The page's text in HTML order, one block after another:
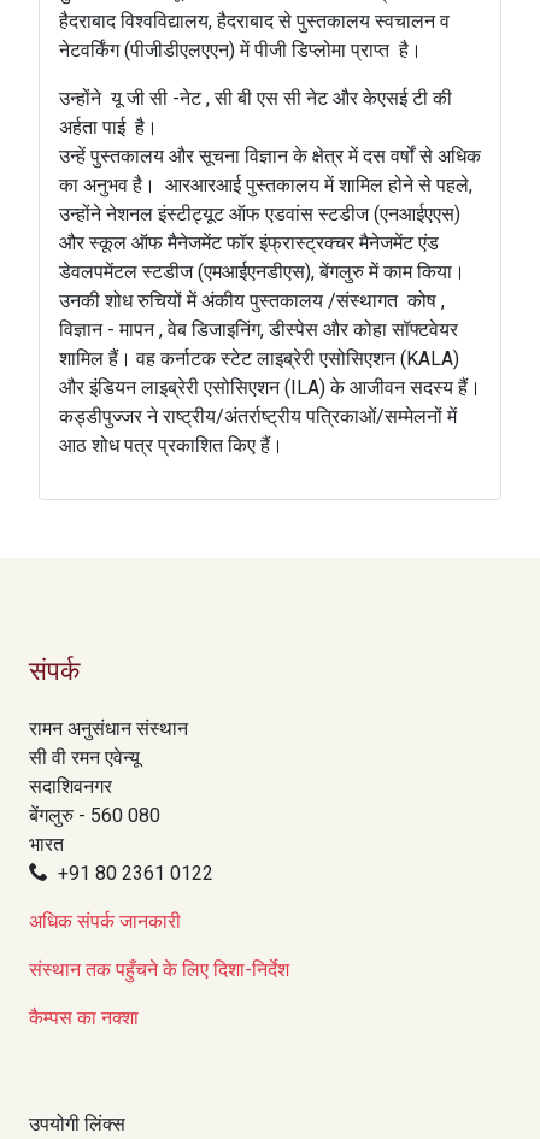
हैदराबाद विश्वविद्यालय,हैदराबाद से पुस्तकालय स्वचालन व
नेटवर्किंग (पीजीडीएलएएन) में पीजी डिप्लोमा प्राप्त है।
उन्होंने यू जी सी -नेट,सी बी एस सी नेट और केएसई टी की
अर्हता पाई है।
उन्हें पुस्तकालय और सूचना विज्ञान के क्षेत्र में दस वर्षों से अधिक
का अनुभव है।
आरआरआई पुस्तकालय में शामिल होने से पहले,
उन्होंने नेशनल इंस्टीट्यूट ऑफ एडवांस स्टडीज (एनआईएएस)
और स्कूल ऑफ मैनेजमेंट फॉर इंफ्रास्ट्रक्चर मैनेजमेंट एंड
डेवलपमेंटल स्टडीज (एमआईएनडीएस),बेंगलुरु में काम किया।
उनकी शोध रुचियों में अंकीय पुस्तकालय /संस्थागत कोष ,
विज्ञान - मापन,वेब डिजाइनिंग,डीस्पेस और कोहा सॉफ्टवेयर
शामिल हैं। वह कर्नाटक स्टेट लाइब्रेरी एसोसिएशन (KALA)
और इंडियन लाइब्रेरी एसोसिएशन (ILA)के आजीवन सदस्य हैं।
कड्डीपुज्जरने राष्ट्रीय/अंतर्राष्ट्रीय पत्रिकाओं/सम्मेलनों में
आठ शोध पत्र प्रकाशित किए हैं।
संपर्क
रामन अनुसंधान संस्थान
सी वी रमन एवेन्यू
सदाशिवनगर
बेंगलुरु - 560 080
भारत
+91 80 2361 0122
अधिक संपर्क जानकारी
संस्थान तक पहुँचने के लिए दिशा-निर्देश
कैम्पस का नक्शा
उपयोगी लिंक्स